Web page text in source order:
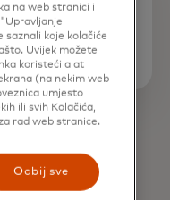
rezultate.
na web stranici i
saznali koje kolačiće
Uvijek možete
koristeći alat
(na nekim web
umjesto
ili svih Kolačića,
rad web stranice.
Odbij sve